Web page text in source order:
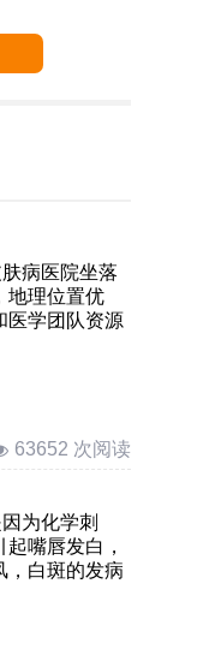
病医院坐落
地理位置优
医学团队资源
63652 次阅读
为化学刺
嘴唇发白，
，白斑的发病